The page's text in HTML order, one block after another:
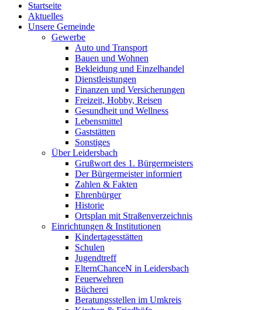
Startseite
Aktuelles
Unsere Gemeinde
Gewerbe
Auto und Transport
Bauen und Wohnen
Bekleidung und Einzelhandel
Dienstleistungen
Finanzen und Versicherungen
Freizeit, Hobby, Reisen
Gesundheit und Wellness
Lebensmittel
Gaststätten
Sonstiges
Über Leidersbach
Grußwort des 1. Bürgermeisters
Der Bürgermeister informiert
Zahlen & Fakten
Ehrenbürger
Historie
Ortsplan mit Straßenverzeichnis
Einrichtungen & Institutionen
Kindertagesstätten
Schulen
Jugendtreff
ElternChanceN in Leidersbach
Feuerwehren
Bücherei
Beratungsstellen im Umkreis